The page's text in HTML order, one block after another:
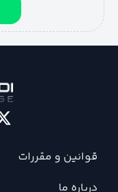
قوانین و مقررات
درباره ما